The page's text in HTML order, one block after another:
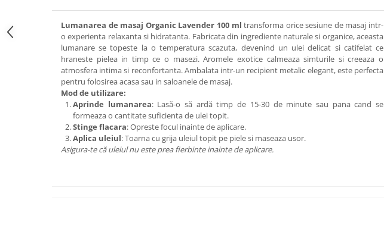
Lumanarea de masaj Organic Lavender 100 ml transforma orice sesiune de masaj intr-
o experienta relaxanta si hidratanta. Fabricata din ingrediente naturale si organice, aceasta
lumanare se topeste la o temperatura scazuta, devenind un ulei delicat si catifelat ce
hraneste pielea in timp ce o masezi. Aromele exotice calmeaza simturile si creeaza o
atmosfera intima si reconfortanta. Ambalata intr-un recipient metalic elegant, este perfecta
pentru folosirea acasa sau in saloanele de masaj.
Mod de utilizare:
Aprinde lumanarea: Lasă-o să ardă timp de 15-30 de minute sau pana cand se
formeaza o cantitate suficienta de ulei topit.
Stinge flacara: Opreste focul inainte de aplicare.
Aplica uleiul: Toarna cu grija uleiul topit pe piele si maseaza usor.
Asigura-te că uleiul nu este prea fierbinte inainte de aplicare.